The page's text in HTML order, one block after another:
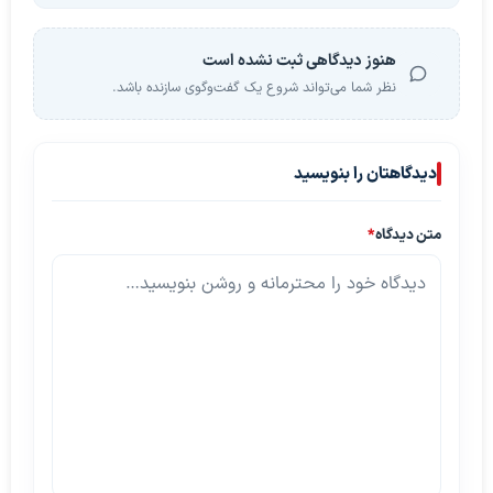
هنوز دیدگاهی ثبت نشده است
نظر شما می‌تواند شروع یک گفت‌وگوی سازنده باشد.
دیدگاهتان را بنویسید
متن دیدگاه*